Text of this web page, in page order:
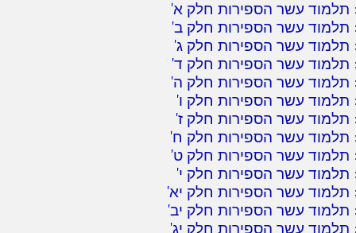
תלמוד עשר הספירות חלק א'
תלמוד עשר הספירות חלק ב'
תלמוד עשר הספירות חלק ג'
תלמוד עשר הספירות חלק ד'
תלמוד עשר הספירות חלק ה'
תלמוד עשר הספירות חלק ו'
תלמוד עשר הספירות חלק ז'
תלמוד עשר הספירות חלק ח'
תלמוד עשר הספירות חלק ט'
תלמוד עשר הספירות חלק י'
תלמוד עשר הספירות חלק יא'
תלמוד עשר הספירות חלק יב'
תלמוד עשר הספירות חלק יג'